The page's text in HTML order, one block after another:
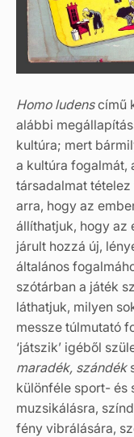
Homo ludenscímű
alábbi
kultúra; mert
a kultúra fogalmát,
társadalmat
arra, hogy az
állíthatjuk, hogy az
járult hozzá új,
általános
szótárban a játék
láthatjuk, milyen
messze túlmutató
‘játszik’ igéből
maradék, szándék
különféle sport- és
muzsikálásra,
fény vibrálására,